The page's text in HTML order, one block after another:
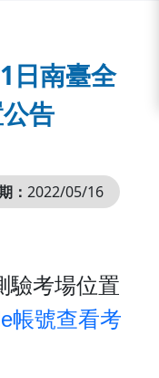
日南臺全
告
： 2022/05/16
驗考場位置
帳號查看考